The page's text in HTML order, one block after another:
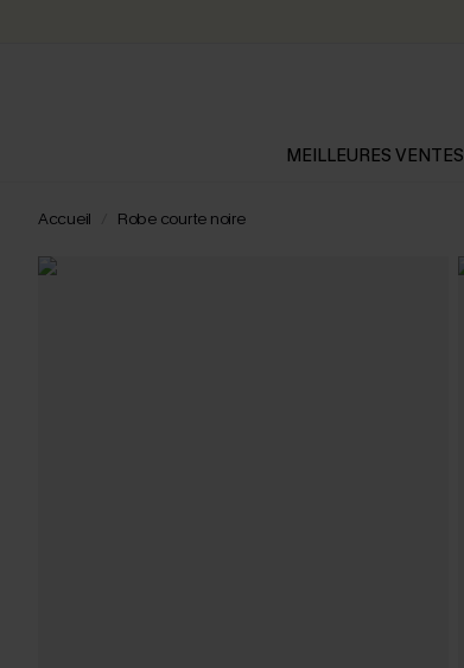
MEILLEURES VENTES
Accueil Robe courte noire